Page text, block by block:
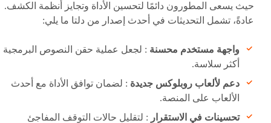
حيث يسعى المطورون دائمًا لتحسين الأداة وتجايز أنظمة الكشف.
عادةً، تشمل التحديثات في أحدث إصدار من دلتا ما يلي:
واجهة مستخدم محسنة : لجعل عملية حقن النصوص البرمجية
أكثر سلاسة.
دعم لألعاب روبلوكس جديدة : لضمان توافق الأداة مع أحدث
الألعاب على المنصة.
تحسينات في الاستقرار : لتقليل حالات التوقف المفاجئ